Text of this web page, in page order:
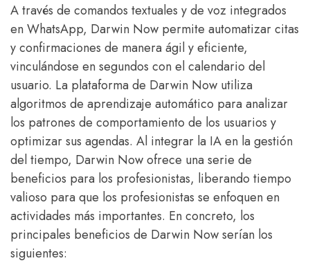
A través de comandos textuales y de voz integrados
en WhatsApp, Darwin Now permite automatizar citas
y confirmaciones de manera ágil y eficiente,
vinculándose en segundos con el calendario del
usuario. La plataforma de Darwin Now utiliza
algoritmos de aprendizaje automático para analizar
los patrones de comportamiento de los usuarios y
optimizar sus agendas. Al integrar la IA en la gestión
del tiempo, Darwin Now ofrece una serie de
beneficios para los profesionistas, liberando tiempo
valioso para que los profesionistas se enfoquen en
actividades más importantes. En concreto, los
principales beneficios de Darwin Now serían los
siguientes: